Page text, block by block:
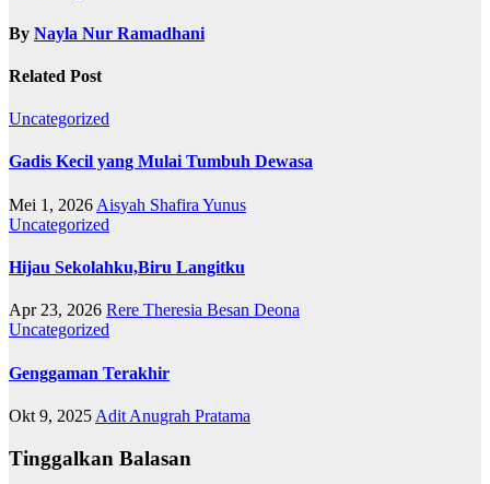
By Nayla Nur Ramadhani
Related Post
Uncategorized
Gadis Kecil yang Mulai Tumbuh Dewasa
Mei 1, 2026 Aisyah Shafira Yunus
Uncategorized
Hijau Sekolahku,Biru Langitku
Apr 23, 2026 Rere Theresia Besan Deona
Uncategorized
Genggaman Terakhir
Okt 9, 2025 Adit Anugrah Pratama
Tinggalkan Balasan